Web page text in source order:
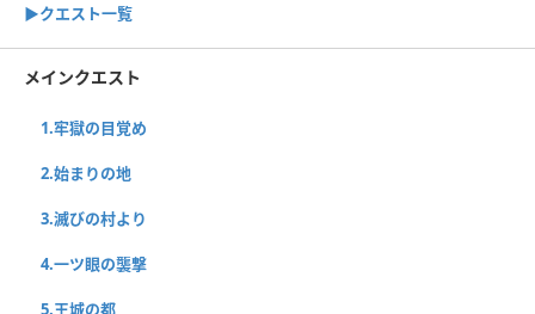
▶︎クエスト一覧
メインクエスト
1.牢獄の目覚め
2.始まりの地
3.滅びの村より
4.一ツ眼の襲撃
5.王城の都